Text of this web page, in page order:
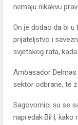
nemaju nikakvu
On je dodao da bi
prijateljstvo i
svjetskog rata,
Ambasador
sektor odbrane, te
Sagovornici su se
napredak BiH, kako